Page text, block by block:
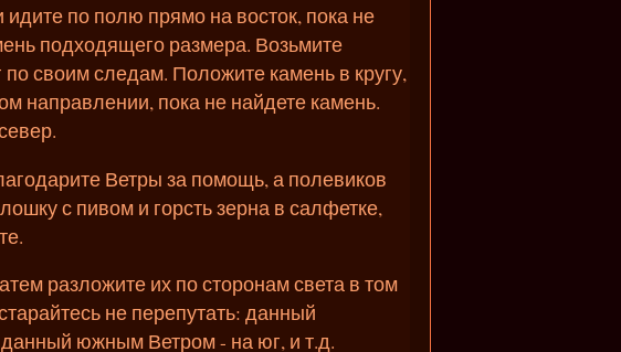
идите по полю прямо на восток, пока не
подходящего размера. Возьмите
по своим следам. Положите камень в кругу,
направлении, пока не найдете камень.
Ветры за помощь, а полевиков
с пивом и горсть зерна в салфетке,
разложите их по сторонам света в том
не перепутать: данный
южным Ветром - на юг, и т.д.